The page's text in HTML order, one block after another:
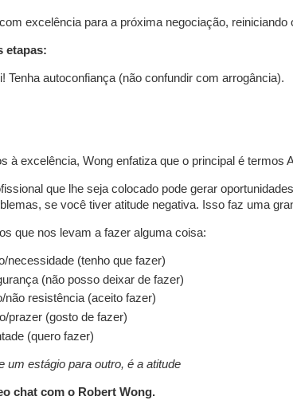
excelência para a próxima negociação, reiniciando
etapas:
Tenha autoconfiança (não confundir com arrogância).
à excelência, Wong enfatiza que o principal é termos
que lhe seja colocado pode gerar
se você tiver atitude negativa. Isso faz uma
que nos levam a fazer alguma coisa:
necessidade (tenho que fazer)
(não posso deixar de fazer)
não resistência (aceito fazer)
prazer (gosto de fazer)
(quero fazer)
um estágio para outro, é a atitude
chat com o Robert Wong.